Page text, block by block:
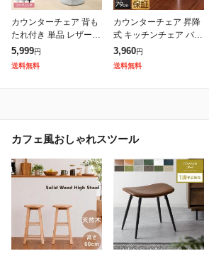
カウンターチェア 背も
たれ付き 単品 レザー
ハイチェア PUレザー
コンパクト シンプル 座
りやすい 省スペース カ
5,999円
送料無料
カウンターチェア 昇降
式 キッチンチェア バー
チェア 椅子 昇降 いす
肘掛け付き 高さ調整 カ
ウンターチェアー ダイ
3,960円
送料無料
カフェ風おしゃれスツール